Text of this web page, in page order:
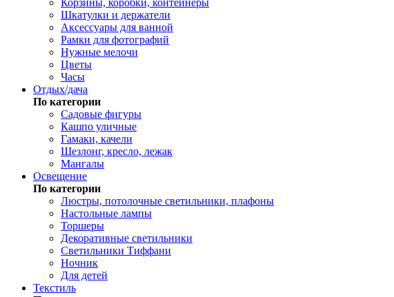
Корзины, коробки, контейнеры
Шкатулки и держатели
Аксессуары для ванной
Рамки для фотографий
Нужные мелочи
Цветы
Часы
Отдых/дача
По категории
Садовые фигуры
Кашпо уличные
Гамаки, качели
Шезлонг, кресло, лежак
Мангалы
Освещение
По категории
Люстры, потолочные светильники, плафоны
Настольные лампы
Торшеры
Декоративные светильники
Светильники Тиффани
Ночник
Для детей
Текстиль